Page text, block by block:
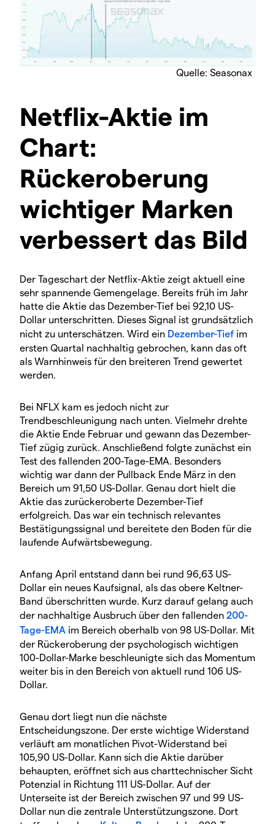
Quelle: Seasonax
Netflix-Aktie im
Chart:
Rückeroberung
wichtiger Marken
verbessert das Bild
Der Tageschart der Netflix-Aktie zeigt aktuell eine
sehr spannende Gemengelage. Bereits früh im Jahr
hatte die Aktie das Dezember-Tief bei 92,10 US-
Dollar unterschritten. Dieses Signal ist grundsätzlich
nicht zu unterschätzen. Wird ein Dezember-Tief im
ersten Quartal nachhaltig gebrochen, kann das oft
als Warnhinweis für den breiteren Trend gewertet
werden.
Bei NFLX kam es jedoch nicht zur
Trendbeschleunigung nach unten. Vielmehr drehte
die Aktie Ende Februar und gewann das Dezember-
Tief zügig zurück. Anschließend folgte zunächst ein
Test des fallenden 200-Tage-EMA. Besonders
wichtig war dann der Pullback Ende März in den
Bereich um 91,50 US-Dollar. Genau dort hielt die
Aktie das zurückeroberte Dezember-Tief
erfolgreich. Das war ein technisch relevantes
Bestätigungssignal und bereitete den Boden für die
laufende Aufwärtsbewegung.
Anfang April entstand dann bei rund 96,63 US-
Dollar ein neues Kaufsignal, als das obere Keltner-
Band überschritten wurde. Kurz darauf gelang auch
der nachhaltige Ausbruch über den fallenden 200-
Tage-EMA im Bereich oberhalb von 98 US-Dollar. Mit
der Rückeroberung der psychologisch wichtigen
100-Dollar-Marke beschleunigte sich das Momentum
weiter bis in den Bereich von aktuell rund 106 US-
Dollar.
Genau dort liegt nun die nächste
Entscheidungszone. Der erste wichtige Widerstand
verläuft am monatlichen Pivot-Widerstand bei
105,90 US-Dollar. Kann sich die Aktie darüber
behaupten, eröffnet sich aus charttechnischer Sicht
Potenzial in Richtung 111 US-Dollar. Auf der
Unterseite ist der Bereich zwischen 97 und 99 US-
Dollar nun die zentrale Unterstützungszone. Dort